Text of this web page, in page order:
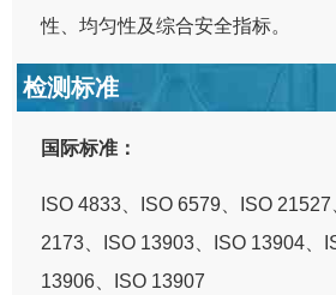
性、均匀性及综合安全指标。
检测标准
国际标准：
ISO 4833、ISO 6579、ISO
2173、ISO 13903、ISO 13904、
13906、ISO 13907